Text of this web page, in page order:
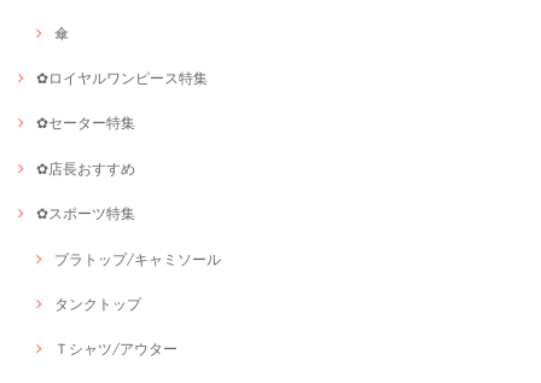
傘
✿ロイヤルワンピース特集
✿セーター特集
✿店長おすすめ
✿スポーツ特集
ブラトップ/キャミソール
タンクトップ
Ｔシャツ/アウター